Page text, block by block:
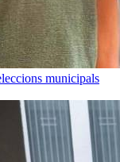
municipals